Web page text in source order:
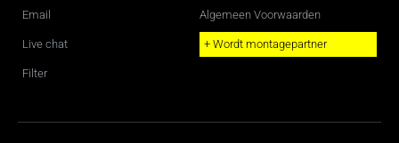
Email
Live chat
Filter
Algemeen Voorwaarden
+ Wordt montagepartner